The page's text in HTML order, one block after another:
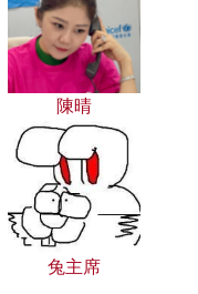
陳晴
兔主席